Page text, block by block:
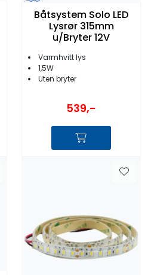
Båtsystem Solo LED
Lysrør 315mm
u/Bryter 12V
Varmhvitt lys
1,5W
Uten bryter
539,-